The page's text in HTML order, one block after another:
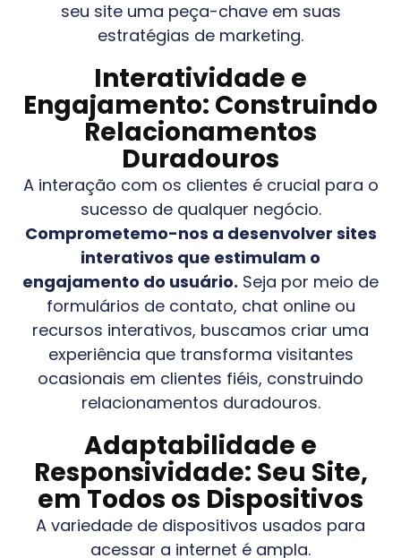
seu site uma peça-chave em suas
estratégias de marketing.
Interatividade e
Engajamento: Construindo
Relacionamentos
Duradouros
A interação com os clientes é crucial para o
sucesso de qualquer negócio.
Comprometemo-nos a desenvolver sites
interativos que estimulam o
engajamento do usuário. Seja por meio de
formulários de contato, chat online ou
recursos interativos, buscamos criar uma
experiência que transforma visitantes
ocasionais em clientes fiéis, construindo
relacionamentos duradouros.
Adaptabilidade e
Responsividade: Seu Site,
em Todos os Dispositivos
A variedade de dispositivos usados para
acessar a internet é ampla.